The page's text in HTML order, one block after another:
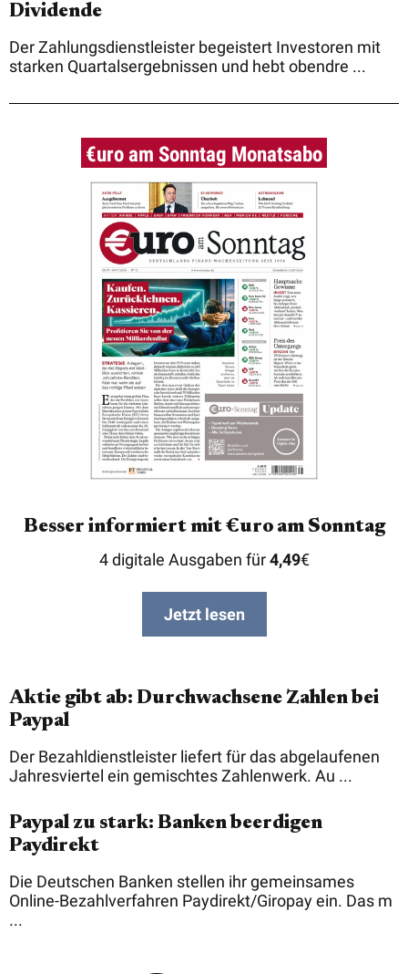
Dividende
Der Zahlungsdienstleister begeistert Investoren mit
starken Quartalsergebnissen und hebt obendre ...
€uro am Sonntag Monatsabo
Besser informiert mit €uro am Sonntag
4 digitale Ausgaben für4,49€
Jetzt lesen
Aktie gibt ab: Durchwachsene Zahlen bei
Paypal
Der Bezahldienstleister liefert für das abgelaufenen
Jahresviertel ein gemischtes Zahlenwerk. Au ...
Paypal zu stark: Banken beerdigen
Paydirekt
Die Deutschen Banken stellen ihr gemeinsames
Online-Bezahlverfahren Paydirekt/Giropay ein. Das m
...